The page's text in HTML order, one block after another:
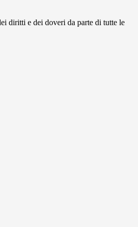
diritti e dei doveri da parte di tutte le